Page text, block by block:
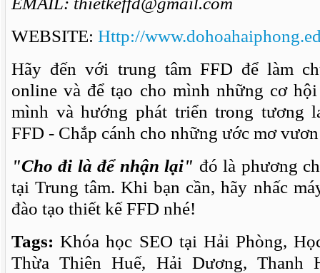
WEBSITE: Http://
Hãy đến với trung tâm FFD để làm
online và để tạo cho mình những cơ
mình và hướng phát triển trong tương
FFD - Chắp cánh cho những ước mơ
"Cho đi là để nhận lại" đó là phương
tại Trung tâm. Khi bạn cần, hãy nhấc
đào tạo thiết kế FFD nhé!
Tags: Khóa học SEO tại Hải Phòng,
Thừa Thiên Huế, Hải Dương, Thanh